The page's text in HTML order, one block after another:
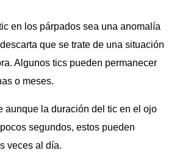
en los párpados sea una anomalía
que se trate de una situación
Algunos tics pueden permanecer
o meses.
aunque la duración del tic en el ojo
segundos, estos pueden
veces al día.